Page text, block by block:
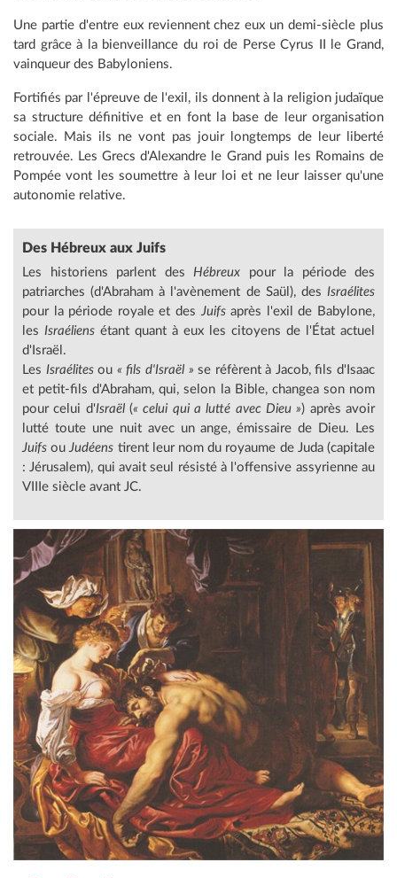
Une partie d'entre eux reviennent chez eux un demi-siècle plus
tard grâce à la bienveillance du roi de Perse Cyrus II le Grand,
vainqueur des Babyloniens.
Fortifiés par l'épreuve de l'exil, ils donnent à la religion judaïque
sa structure définitive et en font la base de leur organisation
sociale. Mais ils ne vont pas jouir longtemps de leur liberté
retrouvée. Les Grecs d'Alexandre le Grand puis les Romains de
Pompée vont les soumettre à leur loi et ne leur laisser qu'une
autonomie relative.
Des Hébreux aux Juifs
Les historiens parlent des Hébreux pour la période des
patriarches (d'Abraham à l'avènement de Saül), des Israélites
pour la période royale et desJuifsaprès l'exil de Babylone,
les Israéliens étant quant à eux les citoyens de l'État actuel
d'Israël.
Les Israélitesou « fils d'Israël » se réfèrent à Jacob, fils d'Isaac
et petit-fils d'Abraham, qui, selon la Bible, changea son nom
pour celui d'Israël(« celui qui a lutté avec Dieu ») après avoir
lutté toute une nuit avec un ange, émissaire de Dieu. Les
Juifs ouJudéens tirent leur nom du royaume de Juda (capitale
: Jérusalem), qui avait seul résisté à l'offensive assyrienne au
VIIIe siècle avant JC.